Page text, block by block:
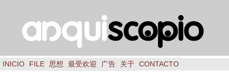
INICIO FILE 思想 最受欢迎 广告 关于 CONTACTO